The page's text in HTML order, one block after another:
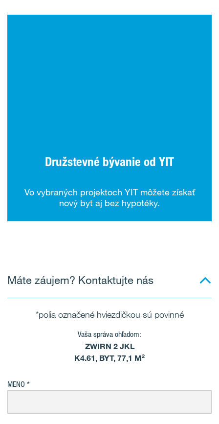
Družstevné bývanie od YIT
Vo vybraných projektoch YIT môžete získať
nový byt aj bez hypotéky.
Máte záujem? Kontaktujte nás
*polia označené hviezdičkou sú povinné
Vaša správa ohľadom:
ZWIRN 2 JKL
K4.61, BYT, 77,1 M²
MENO